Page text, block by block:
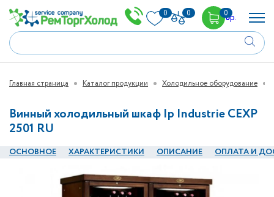
0 0 00р.
Главная страница Каталог продукции Холодильное оборудование
Винный холодильный шкаф Ip Industrie CEXP
2501 RU
ОСНОВНОЕ ХАРАКТЕРИСТИКИ ОПИСАНИЕ ОПЛАТА И